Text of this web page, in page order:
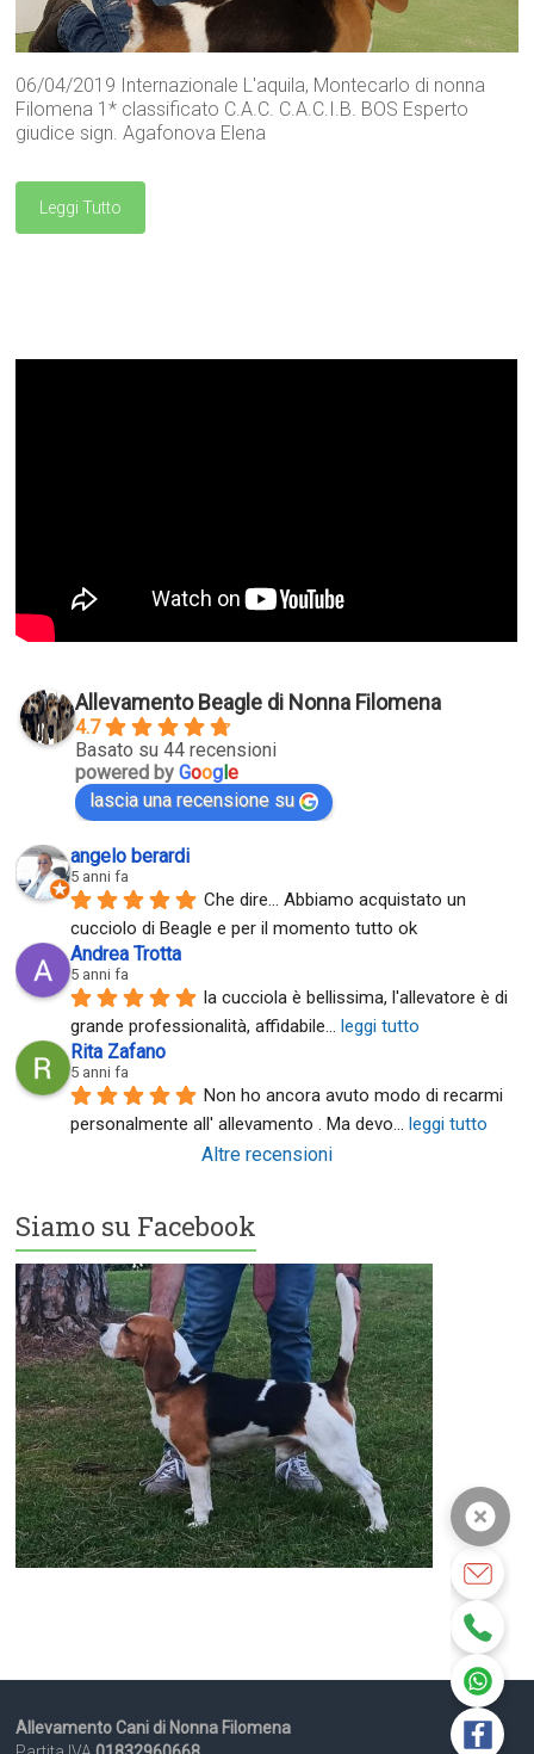
06/04/2019 Internazionale L'aquila, Montecarlo di nonna
Filomena 1* classificato C.A.C. C.A.C.I.B. BOS Esperto
giudice sign. Agafonova Elena
Leggi Tutto
Allevamento Beagle di Nonna Filomena
4.7
Basato su 44 recensioni
powered byGoog le
lascia una recensione su
angelo berardi
5 anni fa
Che dire... Abbiamo acquistato un
cucciolo di Beagle e per il momento tutto ok
Andrea Trotta
5 anni fa
la cucciola è bellissima, l'allevatore è di
grande professionalità, affidabile... leggi tutto
Rita Zafano
5 anni fa
Non ho ancora avuto modo di recarmi
personalmente all' allevamento . Ma devo... leggi tutto
Altre recensioni
Siamo su Facebook
Allevamento Cani di Nonna Filomena